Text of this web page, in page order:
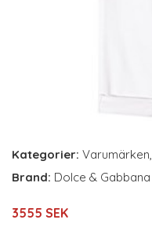
Kategorier: Varumärken,
Brand: Dolce & Gabbana
3555 SEK